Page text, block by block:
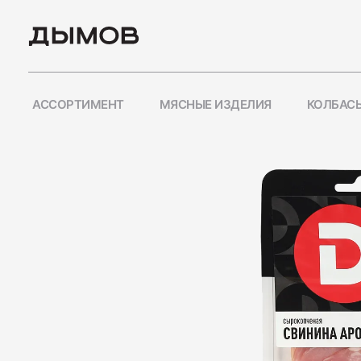
АССОРТИМЕНТ МЯСНЫЕ ИЗДЕЛИЯ